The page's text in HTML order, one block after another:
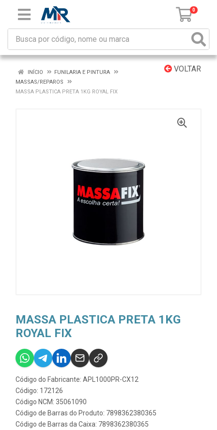
0
VOLTAR
INÍCIO
FUNILARIA E PINTURA
MASSAS/REPAROS
MASSA PLASTICA PRETA 1KG ROYAL FIX
MASSA PLASTICA PRETA 1KG
ROYAL FIX
Código do Fabricante: APL1000PR-CX12
Código: 172126
Código NCM: 35061090
Código de Barras do Produto: 7898362380365
Código de Barras da Caixa: 7898362380365